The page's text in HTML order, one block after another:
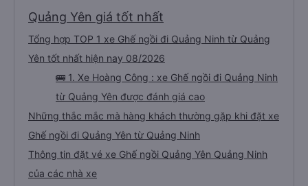
Quảng Yên giá tốt nhất
Tổng hợp TOP 1 xe Ghế ngồi đi Quảng Ninh từ Quảng
Yên tốt nhất hiện nay 08/2026
🚌 1. Xe Hoàng Công : xe Ghế ngồi đi Quảng Ninh
từ Quảng Yên được đánh giá cao
Những thắc mắc mà hàng khách thường gặp khi đặt xe
Ghế ngồi đi Quảng Yên từ Quảng Ninh
Thông tin đặt vé xe Ghế ngồi Quảng Yên Quảng Ninh
của các nhà xe